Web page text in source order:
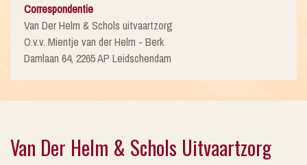
Correspondentie
Van Der Helm & Schols uitvaartzorg
O.v.v. Mientje van der Helm - Berk
Damlaan 64, 2265 AP Leidschendam
Van Der Helm & Schols Uitvaartzorg